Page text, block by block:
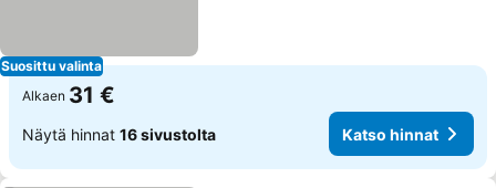
Suosittu valinta
Alkaen 31 €
Näytä hinnat 16 sivustolta Katso hinnat